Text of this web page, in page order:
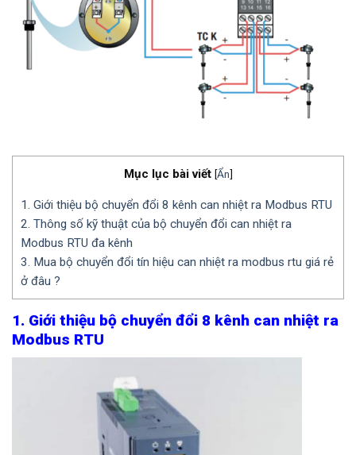
Mục lục bài viết [Ẩn]
1. Giới thiệu bộ chuyển đổi 8 kênh can nhiệt ra Modbus RTU
2. Thông số kỹ thuật của bộ chuyển đổi can nhiệt ra
Modbus RTU đa kênh
3. Mua bộ chuyển đổi tín hiệu can nhiệt ra modbus rtu giá rẻ
ở đâu ?
1. Giới thiệu bộ chuyển đổi 8 kênh can nhiệt ra
Modbus RTU